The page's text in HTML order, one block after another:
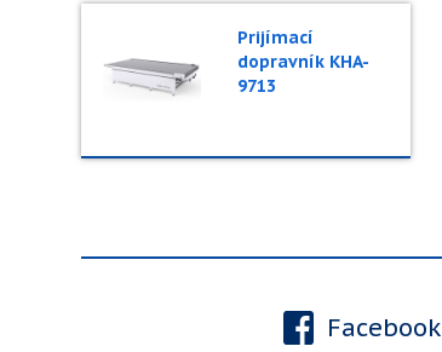
Prijímací
dopravník KHA-
9713
Facebook